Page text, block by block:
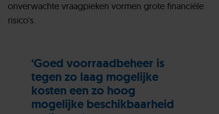
onverwachte vraagpieken vormen grote financiële
risico's.
‘Goed voorraadbeheer is
tegen zo laag mogelijke
kosten een zo hoog
mogelijke beschikbaarheid